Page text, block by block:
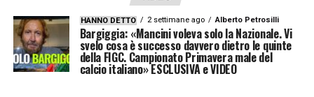
HANNO DETTO 2 settimane ago Alberto Petrosilli
Bargiggia: «Mancini voleva solo la Nazionale. Vi
svelo cosa è successo davvero dietro le quinte
della FIGC. Campionato Primavera male del
calcio italiano» ESCLUSIVA e VIDEO